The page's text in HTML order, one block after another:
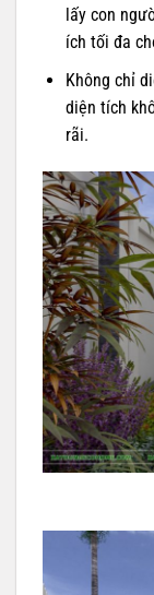
lấy con
ích tối đa
Không chỉ
diện tích
rãi.